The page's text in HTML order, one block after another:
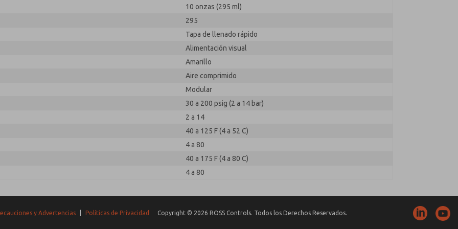
10 onzas (295 ml)
295
Tapa de llenado rápido
Alimentación visual
Amarillo
Aire comprimido
Modular
30 a 200 psig (2 a 14 bar)
2 a 14
40 a 125 F (4 a 52 C)
4 a 80
40 a 175 F (4 a 80 C)
4 a 80
y Advertencias Políticas de Privacidad Copyright © 2026 ROSS Controls. Todos los Derechos Reservados.